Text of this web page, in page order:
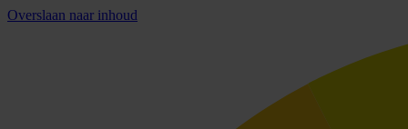
Overslaan naar inhoud